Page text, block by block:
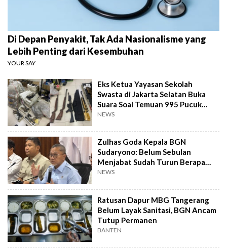
Di Depan Penyakit, Tak Ada Nasionalisme yang
Lebih Penting dari Kesembuhan
YOUR SAY
Eks Ketua Yayasan Sekolah
Swasta di Jakarta Selatan Buka
Suara Soal Temuan 995 Pucuk
Senjata Api
NEWS
Zulhas Goda Kepala BGN
Sudaryono: Belum Sebulan
Menjabat Sudah Turun Berapa
Kilo?
NEWS
Ratusan Dapur MBG Tangerang
Belum Layak Sanitasi, BGN Ancam
Tutup Permanen
BANTEN